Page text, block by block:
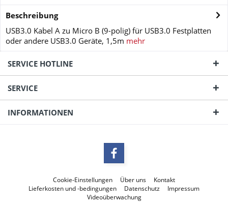
Beschreibung
USB3.0 Kabel A zu Micro B (9-polig) für USB3.0 Festplatten
oder andere USB3.0 Geräte, 1,5m mehr
SERVICE HOTLINE
SERVICE
INFORMATIONEN
Cookie-Einstellungen Über uns
Kontakt
Lieferkosten und -bedingungen
Datenschutz
Impressum
Videoüberwachung